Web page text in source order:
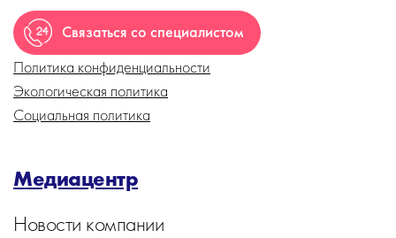
Связаться со специалистом
Политика конфиденциальности
Экологическая политика
Социальная политика
Медиацентр
Новости компании